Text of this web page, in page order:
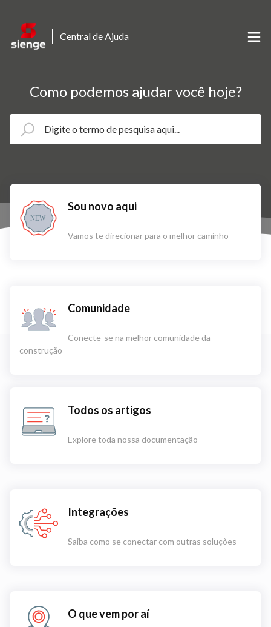
Central de Ajuda
Como podemos ajudar você hoje?
NEW
Sou novo aqui
Vamos te direcionar para o melhor caminho
Comunidade
Conecte-se na melhor comunidade da
construção
Todos os artigos
Explore toda nossa documentação
Integrações
Saiba como se conectar com outras soluções
O que vem por aí